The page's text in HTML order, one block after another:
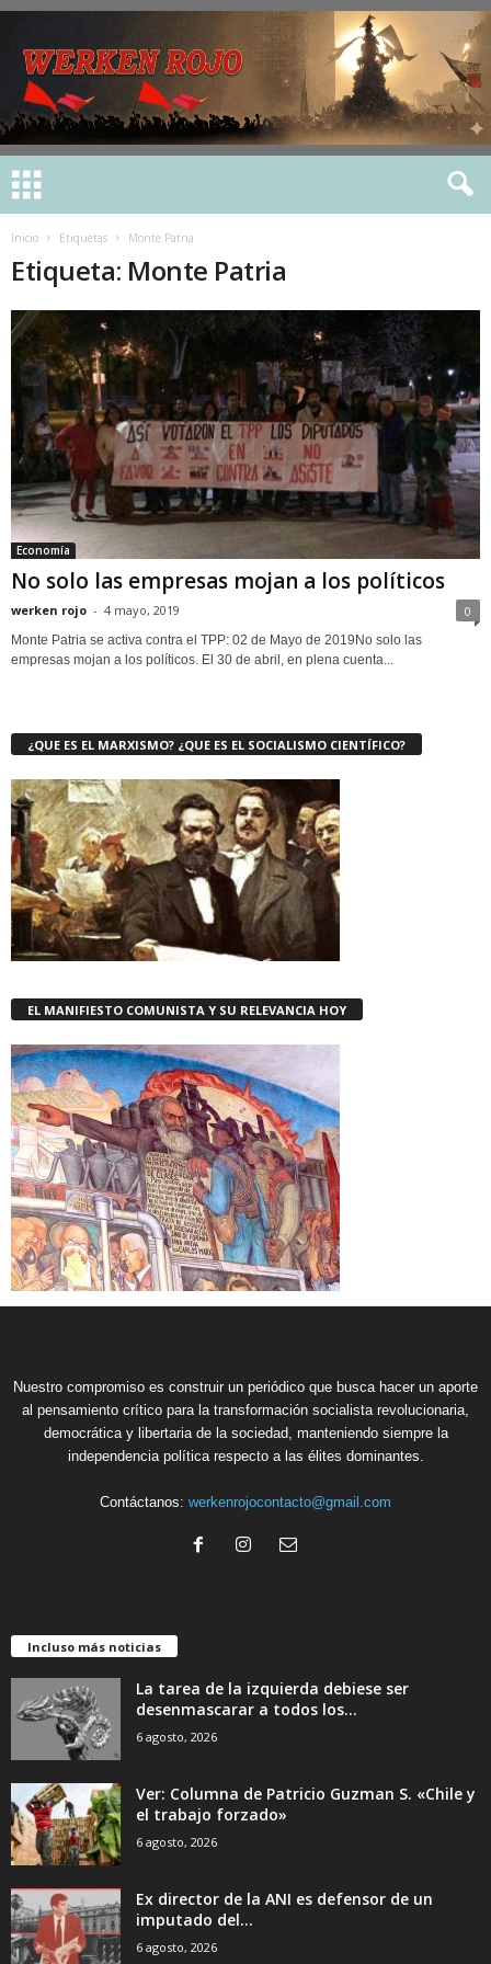
Inicio Etiquetas Monte Patria
Etiqueta: Monte Patria
Economía
No solo las empresas mojan a los políticos
werken rojo - 4 mayo, 2019 0
Monte Patria se activa contra el TPP: 02 de Mayo de 2019No solo las
empresas mojan a los políticos. El 30 de abril, en plena cuenta...
¿QUE ES EL MARXISMO? ¿QUE ES EL SOCIALISMO CIENTÍFICO?
EL MANIFIESTO COMUNISTA Y SU RELEVANCIA HOY
Nuestro compromiso es construir un periódico que busca hacer un aporte
al pensamiento crítico para la transformación socialista revolucionaria,
democrática y libertaria de la sociedad, manteniendo siempre la
independencia política respecto a las élites dominantes.
Contáctanos: werkenrojocontacto@gmail.com
Incluso más noticias
La tarea de la izquierda debiese ser
desenmascarar a todos los...
6 agosto, 2026
Ver: Columna de Patricio Guzman S. «Chile y
el trabajo forzado»
6 agosto, 2026
Ex director de la ANI es defensor de un
imputado del...
6 agosto, 2026